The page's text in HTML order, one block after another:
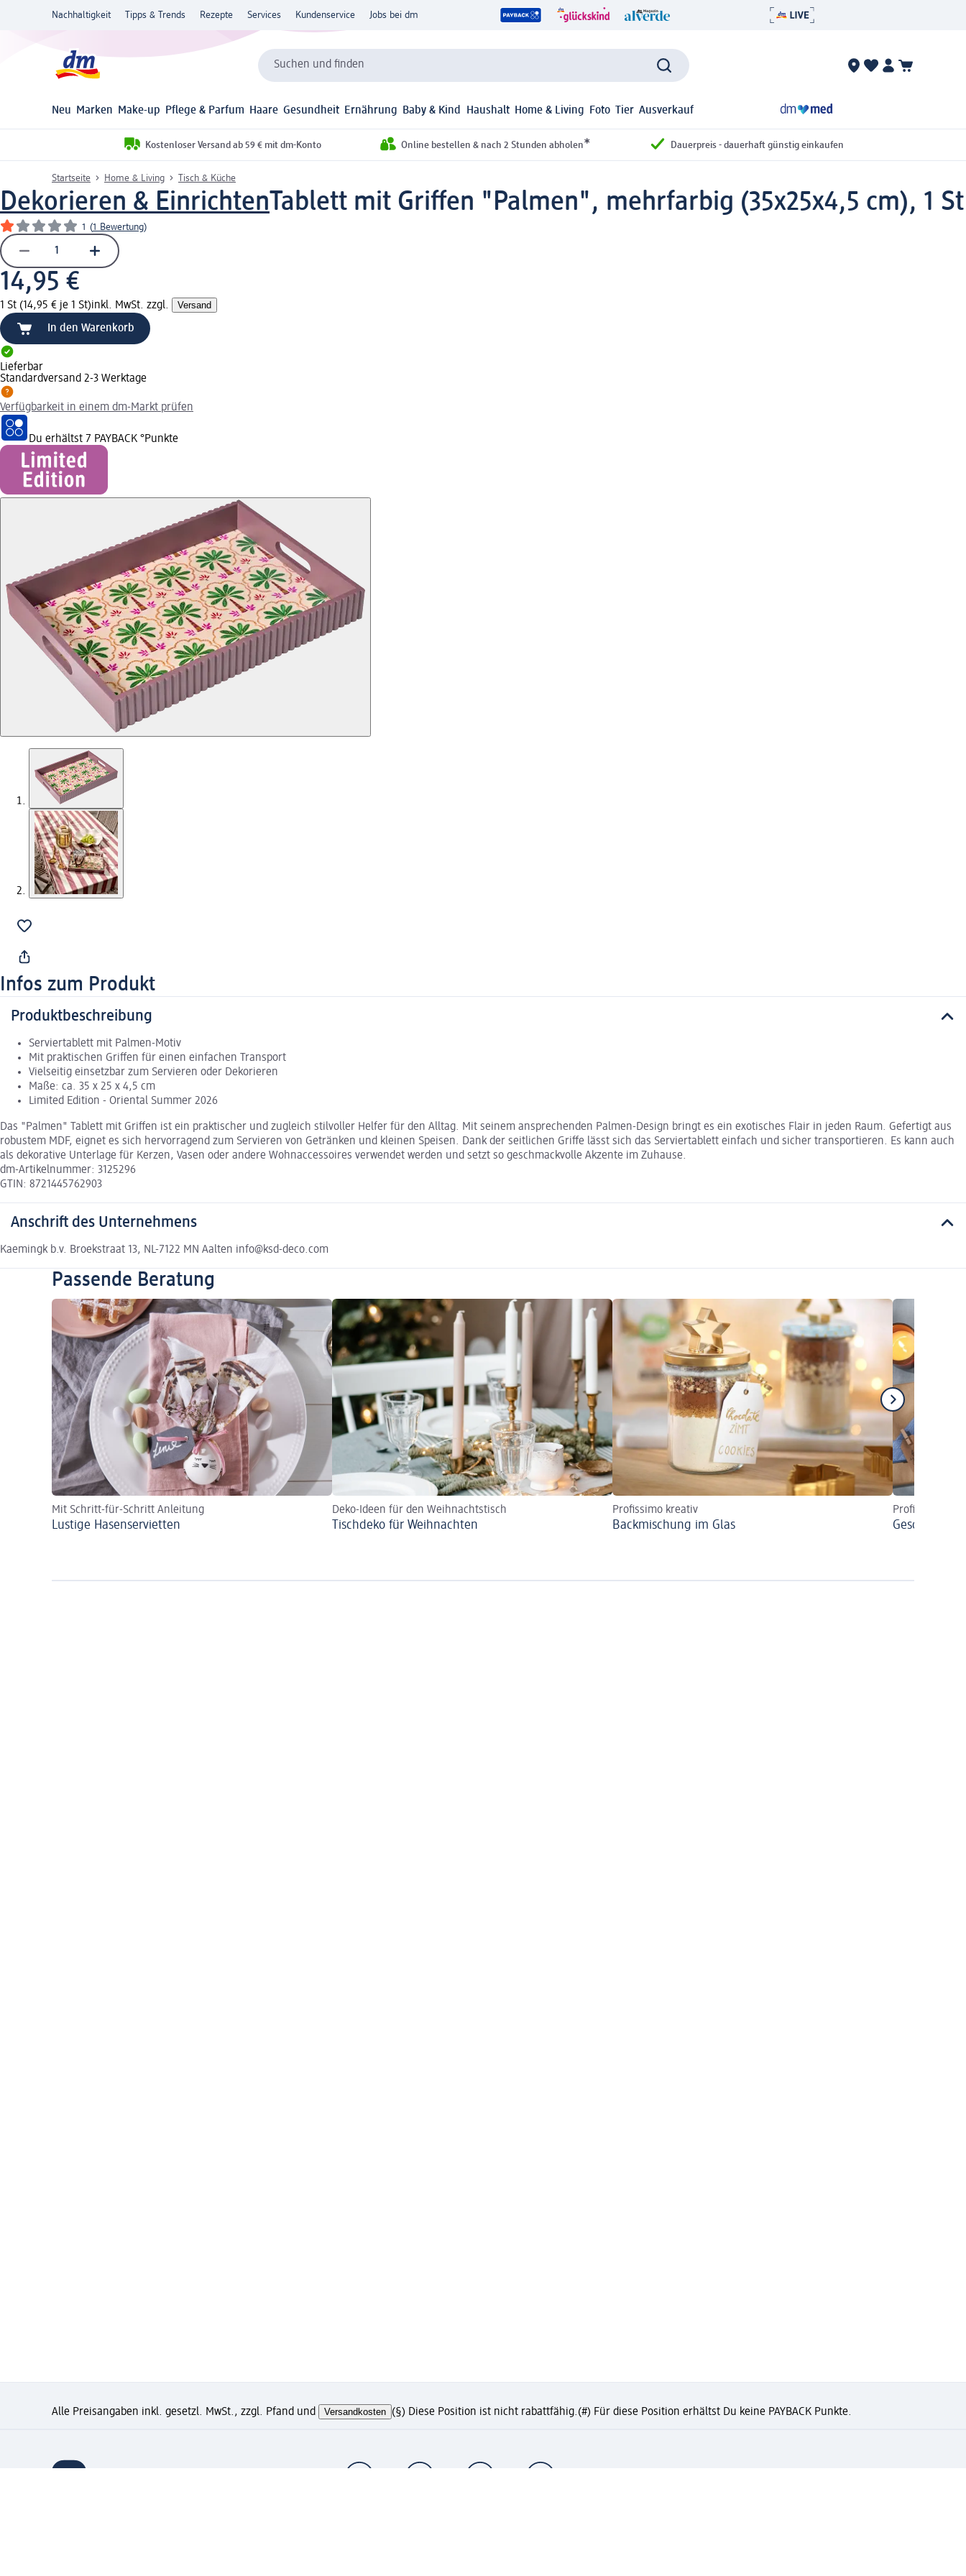
Nachhaltigkeit Tipps & Trends Rezepte Services Kundenservice Jobs bei dm
Suchen und finden
Neu Marken Make-up Pflege & Parfum Haare Gesundheit Ernährung Baby & Kind Haushalt Home & Living Foto Tier Ausverkauf
Kostenloser Versand ab 59 € mit dm-Konto Online bestellen & nach 2 Stunden abholen* Dauerpreis - dauerhaft günstig einkaufen
Startseite Home & Living Tisch & Küche
Dekorieren & EinrichtenTablett mit Griffen "Palmen", mehrfarbig (35x25x4,5 cm), 1 St
1 (1 Bewertung)
14,95 €
1 St (14,95 € je 1 St)inkl. MwSt. zzgl. Versand
In den Warenkorb
Lieferbar
Standardversand 2-3 Werktage
Verfügbarkeit in einem dm-Markt prüfen
Du erhältst 7 PAYBACK °Punkte
Infos zum Produkt
Produktbeschreibung
Serviertablett mit Palmen-Motiv
Mit praktischen Griffen für einen einfachen Transport
Vielseitig einsetzbar zum Servieren oder Dekorieren
Maße: ca. 35 x 25 x 4,5 cm
Limited Edition - Oriental Summer 2026
Das "Palmen" Tablett mit Griffen ist ein praktischer und zugleich stilvoller Helfer für den Alltag. Mit seinem ansprechenden Palmen-Design bringt es ein exotisches Flair in jeden Raum. Gefertigt aus
robustem MDF, eignet es sich hervorragend zum Servieren von Getränken und kleinen Speisen. Dank der seitlichen Griffe lässt sich das Serviertablett einfach und sicher transportieren. Es kann auch
als dekorative Unterlage für Kerzen, Vasen oder andere Wohnaccessoires verwendet werden und setzt so geschmackvolle Akzente im Zuhause.
dm-Artikelnummer: 3125296
GTIN: 8721445762903
Anschrift des Unternehmens
Kaemingk b.v. Broekstraat 13, NL-7122 MN Aalten info@ksd-deco.com
Passende Beratung
Mit Schritt-für-Schritt Anleitung
Lustige Hasenservietten
Deko-Ideen für den Weihnachtstisch
Tischdeko für Weihnachten
Profissimo kreativ
Backmischung im Glas
Profissimo
Geschenke
Alle Preisangaben inkl. gesetzl. MwSt., zzgl. Pfand und Versandkosten (§) Diese Position ist nicht rabattfähig.(#) Für diese Position erhältst Du keine PAYBACK Punkte.